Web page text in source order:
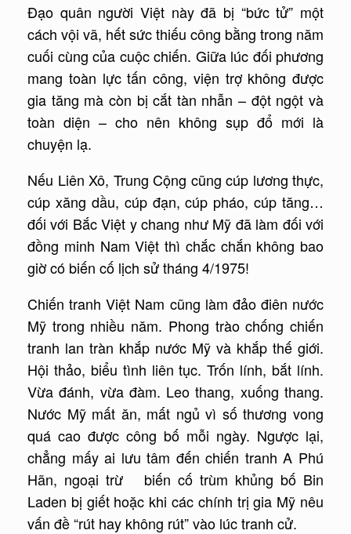
Đạo quân người Việt này đã bị “bức tử” một
cách vội vã, hết sức thiếu công bằng trong năm
cuối cùng của cuộc chiến. Giữa lúc đối phương
mang toàn lực tấn công, viện trợ không được
gia tăng mà còn bị cắt tàn nhẫn – đột ngột và
toàn diện – cho nên không sụp đổ mới là
chuyện lạ.
Nếu Liên Xô, Trung Cộng cũng cúp lương thực,
cúp xăng dầu, cúp đạn, cúp pháo, cúp tăng…
đối với Bắc Việt y chang như Mỹ đã làm đối với
đồng minh Nam Việt thì chắc chắn không bao
giờ có biến cố lịch sử tháng 4/1975!
Chiến tranh Việt Nam cũng làm đảo điên nước
Mỹ trong nhiều năm. Phong trào chống chiến
tranh lan tràn khắp nước Mỹ và khắp thế giới.
Hội thảo, biểu tình liên tục. Trốn lính, bắt lính.
Vừa đánh, vừa đàm. Leo thang, xuống thang.
Nước Mỹ mất ăn, mất ngủ vì số thương vong
quá cao được công bố mỗi ngày. Ngược lại,
chẳng mấy ai lưu tâm đến chiến tranh A Phú
Hãn, ngoại trừ biến cố trùm khủng bố Bin
Laden bị giết hoặc khi các chính trị gia Mỹ nêu
vấn đề “rút hay không rút” vào lúc tranh cử.